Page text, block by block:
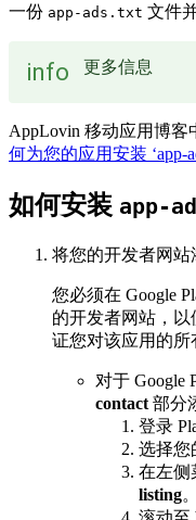
一份 app-ads.txt 文件
info 更多信息
AppLovin 移动应用博客
何为您的应用安装 ‘app-
如何安装 app-
将您的开发者网站
您必须在 Google
的开发者网站，
证您对该应用的所
对于 Google
contact 部分
登录
选择您
在左侧
listing。